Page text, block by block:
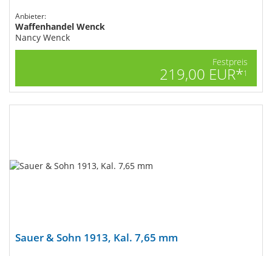
Anbieter:
Waffenhandel Wenck
Nancy Wenck
Festpreis
219,00 EUR*1
Sauer & Sohn 1913, Kal. 7,65 mm